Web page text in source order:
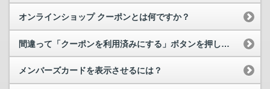
オンラインショップ クーポンとは何ですか？
間違って「クーポンを利用済みにする」ボタンを押してしまいました。
メンバーズカードを表示させるには？